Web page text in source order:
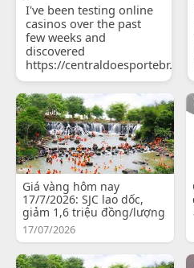
I've been testing online
casinos over the past
few weeks and
discovered
https://
Giá vàng hôm nay
17/7/2026: SJC lao dốc,
giảm 1,6 triệu đồng/lượng
17/07/2026